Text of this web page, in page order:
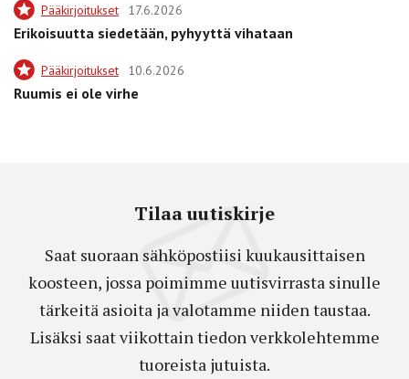
Pääkirjoitukset 17.6.2026
Erikoisuutta siedetään, pyhyyttä vihataan
Pääkirjoitukset 10.6.2026
Ruumis ei ole virhe
Tilaa uutiskirje
Saat suoraan sähköpostiisi kuukausittaisen
koosteen, jossa poimimme uutisvirrasta sinulle
tärkeitä asioita ja valotamme niiden taustaa.
Lisäksi saat viikottain tiedon verkkolehtemme
tuoreista jutuista.